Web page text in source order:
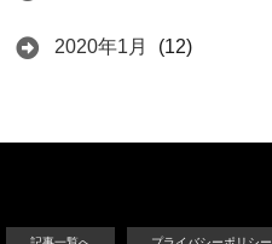
2020年1月 (12)